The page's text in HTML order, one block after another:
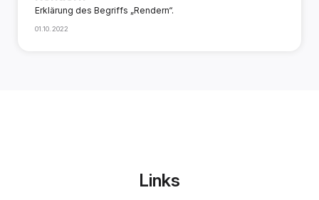
Erklärung des Begriffs „Rendern“.
01.10.2022
Links